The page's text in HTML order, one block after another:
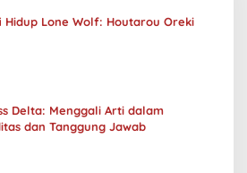
Hidup Lone Wolf: Houtarou Oreki
Delta: Menggali Arti dalam
dan Tanggung Jawab